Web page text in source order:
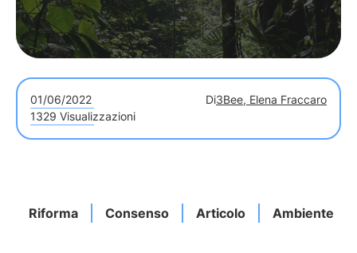
01/06/2022 Di3Bee, Elena Fraccaro
1329 Visualizzazioni
Riforma Consenso Articolo Ambiente